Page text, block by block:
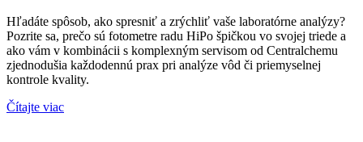
Hľadáte spôsob, ako spresniť a zrýchliť vaše laboratórne analýzy?
Pozrite sa, prečo sú fotometre radu HiPo špičkou vo svojej triede a
ako vám v kombinácii s komplexným servisom od Centralchemu
zjednodušia každodennú prax pri analýze vôd či priemyselnej
kontrole kvality.
Čítajte viac